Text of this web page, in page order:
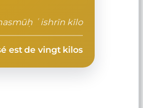
ʿishrīn kīlo
est de vingt kilos